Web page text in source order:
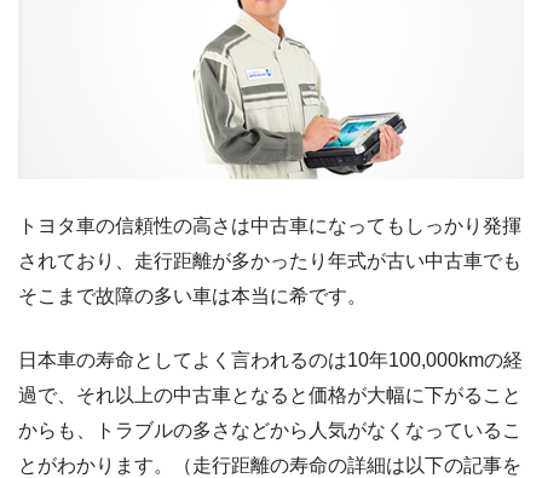
トヨタ車の信頼性の高さは中古車になってもしっかり発揮
されており、走行距離が多かったり年式が古い中古車でも
そこまで故障の多い車は本当に希です。
日本車の寿命としてよく言われるのは10年100,000kmの経
過で、それ以上の中古車となると価格が大幅に下がること
からも、トラブルの多さなどから人気がなくなっているこ
とがわかります。（走行距離の寿命の詳細は以下の記事を